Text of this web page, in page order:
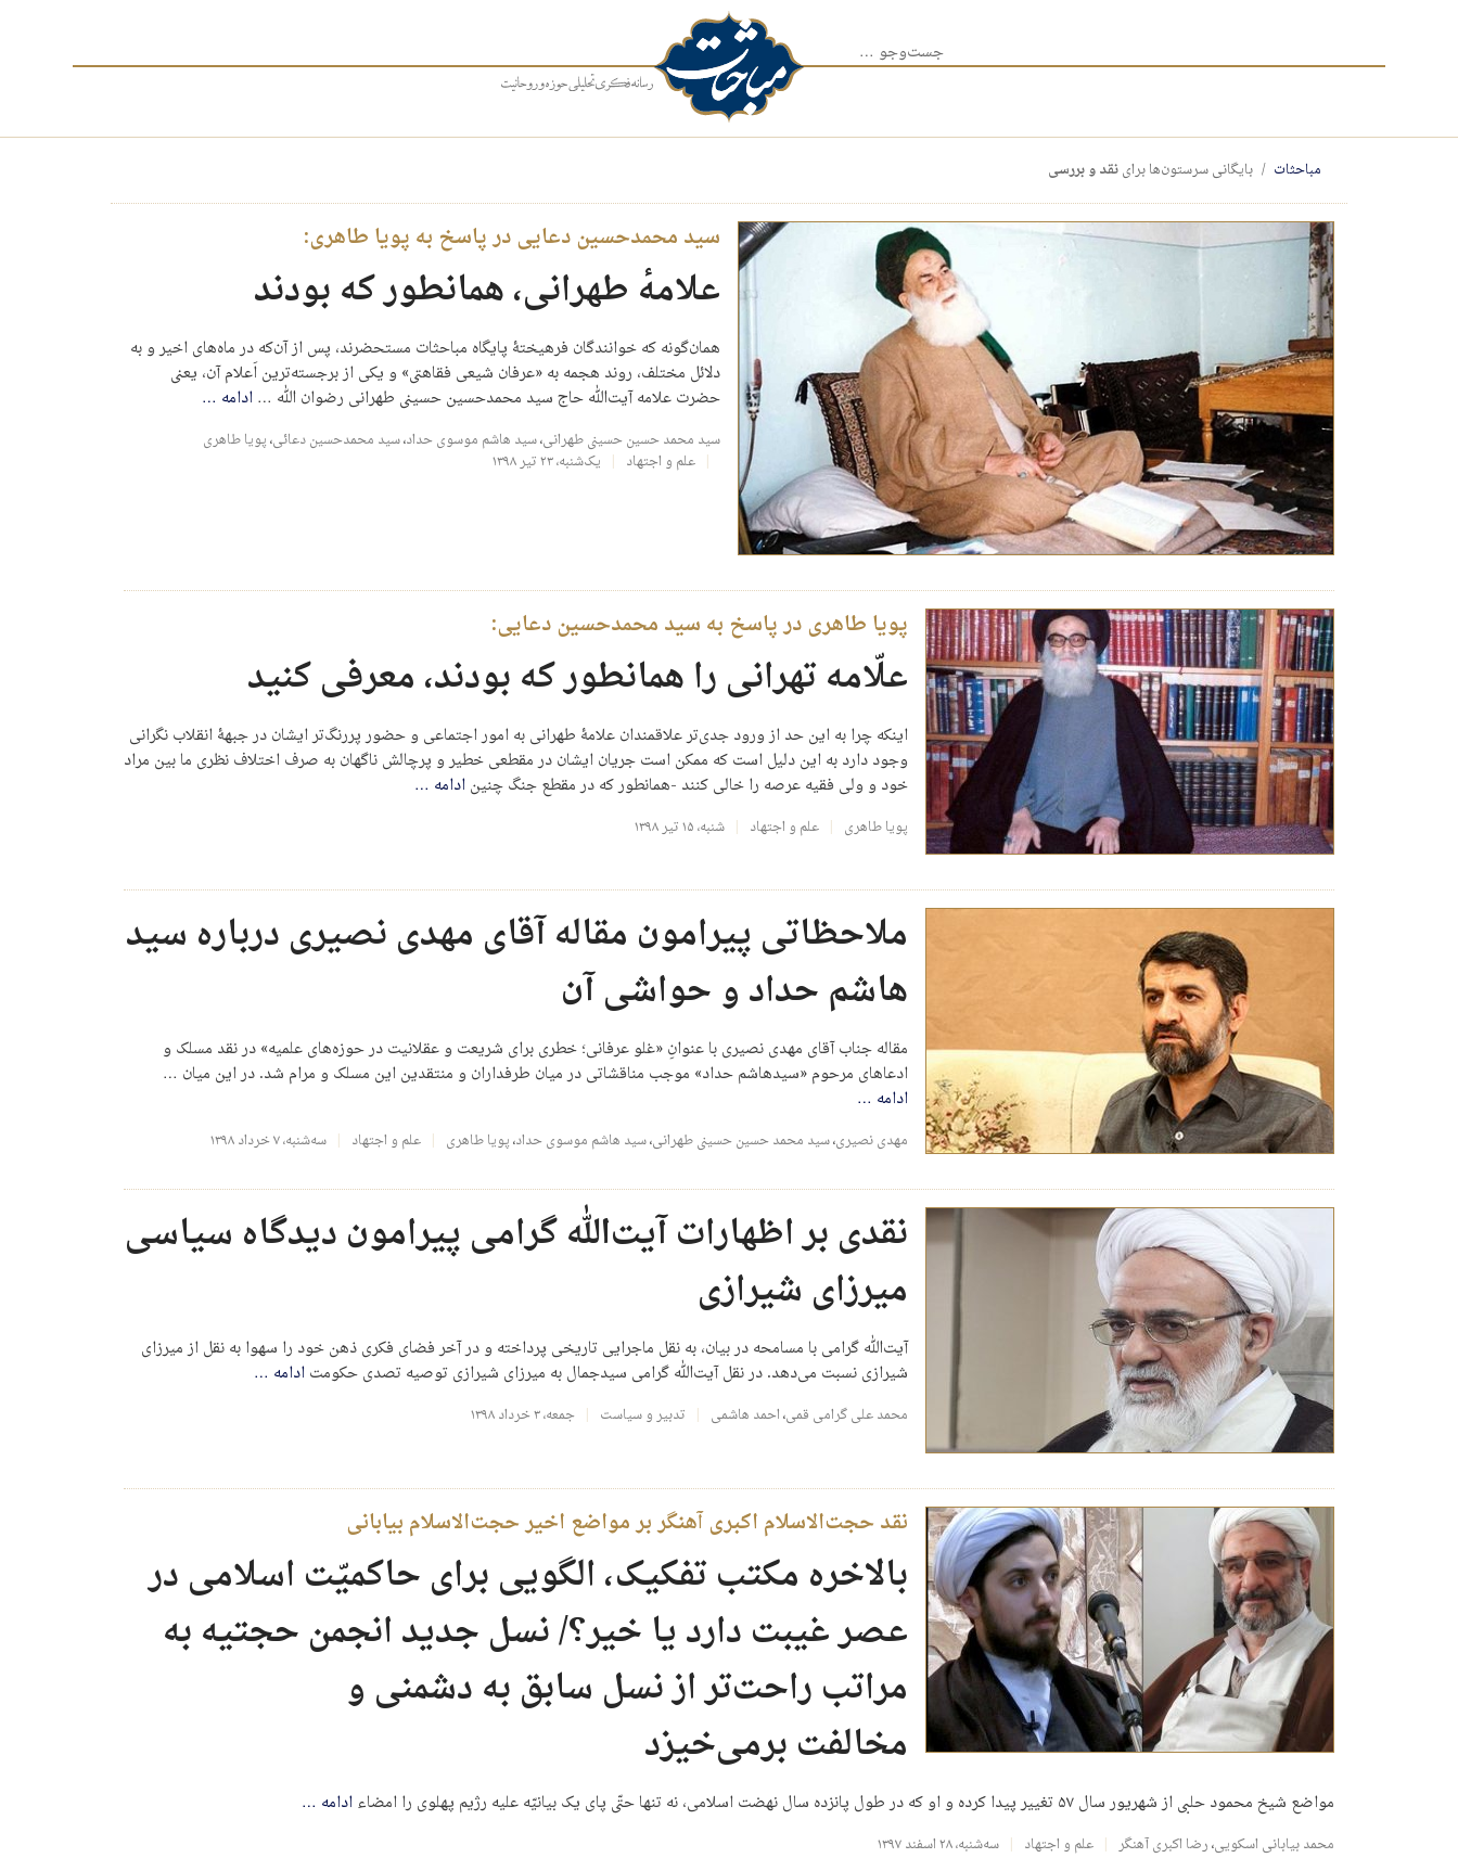
جست‌وجو برای:
مباحثات بایگانی سرستون‌ها براینقد و بررسی
سید محمدحسین دعایی در پاسخ به پویا طاهری:
علامهٔ طهرانی، همانطور که بودند
همان‌گونه که خوانندگان فرهیختۀ پایگاه مباحثات مستحضرند، پس از آن‌که در ماه‌های اخیر و به
دلائل مختلف، روند هجمه به «عرفان شیعی فقاهتی» و یکی از برجسته‌ترین اَعلام آن، یعنی
حضرت علامه آیت‌ﷲ حاج سید محمدحسین حسینی طهرانی رضوان ﷲ …ادامه …
سید محمد حسین حسینی طهرانی،سید هاشم موسوی حداد،سید محمدحسین دعائی،پویا طاهری
علم و اجتهاد
یک‌شنبه، ۲۳ تیر ۱۳۹۸
پویا طاهری در پاسخ به سید محمدحسین دعایی:
علّامه تهرانی را همانطور که بودند، معرفی کنید
اینکه چرا به این حد از ورود جدی‌تر علاقمندان علامۀ طهرانی به امور اجتماعی و حضور پررنگ‌تر ایشان در جبهۀ انقلاب نگرانی
وجود دارد به این دلیل است که ممکن است جریان ایشان در مقطعی خطیر و پرچالش ناگهان به صرف اختلاف نظری ما بین مراد
خود و ولی فقیه عرصه را خالی کنند -همانطور که در مقطع جنگ چنینادامه …
پویا طاهری علم و اجتهاد شنبه، ۱۵ تیر ۱۳۹۸
ملاحظاتی پیرامون مقاله آقای مهدی نصیری درباره سید
هاشم حداد و حواشی آن
مقاله جناب آقای مهدی نصیری با عنوانِ «غلو عرفانی؛ خطری برای شریعت و عقلانیت در حوزه‌های علمیه» در نقد مسلک و
ادعاهای مرحوم «سیدهاشم حداد» موجب مناقشاتی در میان طرفداران و منتقدین این مسلک و مرام شد. در این میان …
ادامه …
مهدی نصیری،سید محمد حسین حسینی طهرانی،سید هاشم موسوی حداد،پویا طاهری علم و اجتهاد سه‌شنبه، ۷ خرداد ۱۳۹۸
نقدی بر اظهارات آیت‌الله گرامی پیرامون دیدگاه سیاسی
میرزای شیرازی
آیت‌الله گرامی با مسامحه در بیان، به نقل ماجرایی تاریخی پرداخته و در آخر فضای فکری ذهن خود را سهوا به نقل از میرزای
شیرازی نسبت می‌دهد. در نقل آیت‌الله گرامی سیدجمال به میرزای شیرازی توصیه تصدی حکومتادامه …
محمد علی گرامی قمی،احمد هاشمی تدبیر و سیاست جمعه، ۳ خرداد ۱۳۹۸
نقد حجت‌الاسلام اکبری آهنگر بر مواضع اخیر حجت‌الاسلام بیابانی
بالاخره مکتب تفکیک، الگویی برای حاکمیّت اسلامی در
عصر غیبت دارد یا خیر؟/ نسل جدید انجمن حجتیه به
مراتب راحت‌تر از نسل سابق به دشمنی و
مخالفت برمی‌خیزد
مواضع شیخ محمود حلبی از شهریور سال ۵۷ تغییر پیدا کرده و او که در طول پانزده سال نهضت اسلامی، نه تنها حتّی پای یک بیانیّه علیه رژیم پهلوی را امضاء ادامه …
محمد بیابانی اسکویی،رضا اکبری آهنگر علم و اجتهاد سه‌شنبه، ۲۸ اسفند ۱۳۹۷